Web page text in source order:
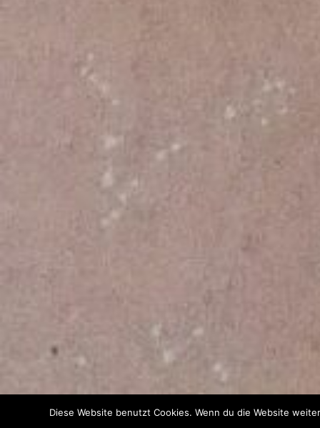
Diese Website benutzt Cookies. Wenn du die Website